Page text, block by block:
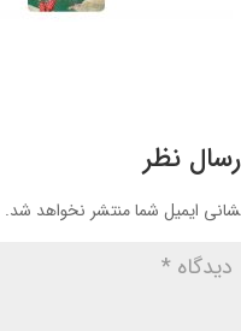
نظر
ایمیل شما منتشر نخواهد شد.